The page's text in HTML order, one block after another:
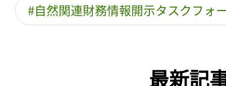
自然関連財務情報開示タスクフォ
最新記